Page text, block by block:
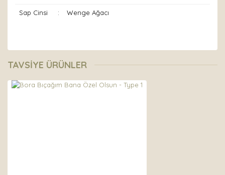
Sap Cinsi : Wenge Ağacı
Bu ürüne ilk yorumu siz yapın!
formunu kullanarak tarafımıza iletebilirsiniz.
TAVSİYE ÜRÜNLER